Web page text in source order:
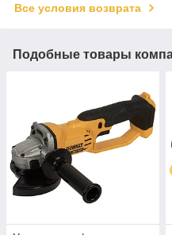
Все условия возврата
Подобные товары